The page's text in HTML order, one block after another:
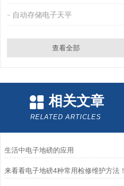
自动存储电子天平
查看全部
相关文章
RELATED ARTICLES
生活中电子地磅的应用
来看看电子地磅4种常用检修维护方法！